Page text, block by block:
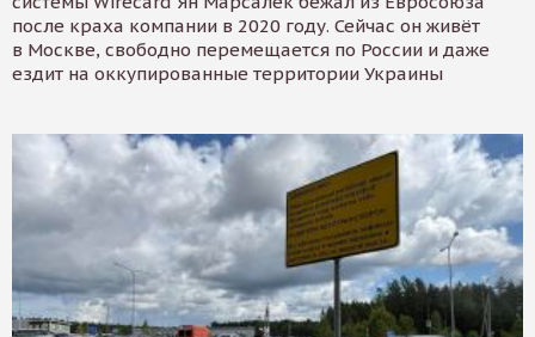
после краха компании в 2020 году. Сейчас он живёт
в Москве, свободно перемещается по России и даже
ездит на оккупированные территории Украины